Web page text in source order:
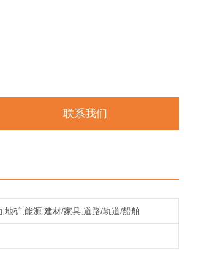
联系我们
,地矿,能源,建材/家具,道路/轨道/船舶